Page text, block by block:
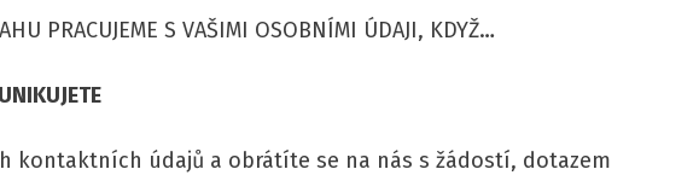
PRACUJEME S VAŠIMI OSOBNÍMI ÚDAJI, KDYŽ…
kontaktních údajů a obrátíte se na nás s žádostí, dotazem